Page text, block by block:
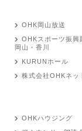
OHK岡山放送
OHKスポーツ振興
岡山・香川
KURUNホール
株式会社OHKネッ
OHKハウジング